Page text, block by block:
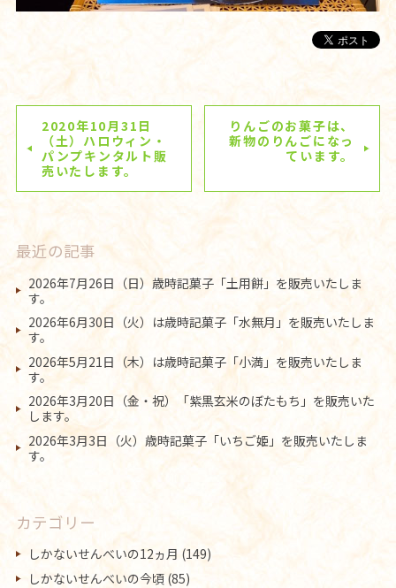
2020年10月31日
（土）ハロウィン・
パンプキンタルト販
売いたします。
りんごのお菓子は、
新物のりんごになっ
ています。
最近の記事
2026年7月26日（日）歳時記菓子「土用餅」を販売いたしま
す。
2026年6月30日（火）は歳時記菓子「水無月」を販売いたしま
す。
2026年5月21日（木）は歳時記菓子「小満」を販売いたしま
す。
2026年3月20日（金・祝）「紫黒玄米のぼたもち」を販売いた
します。
2026年3月3日（火）歳時記菓子「いちご姫」を販売いたしま
す。
カテゴリー
しかないせんべいの12ヵ月 (149)
しかないせんべいの今頃(85)